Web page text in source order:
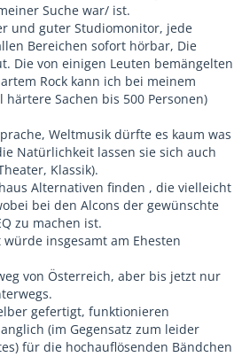
Suche war/ ist.
und guter Studiomonitor, jede
Bereichen sofort hörbar, Die
Die von einigen Leuten bemängelten
Rock kann ich bei meinem
härtere Sachen bis 500 Personen)
Weltmusik dürfte es kaum was
Natürlichkeit lassen sie sich auch
Klassik).
Alternativen finden , die vielleicht
bei den Alcons der gewünschte
zu machen ist.
insgesamt am Ehesten
von Österreich, aber bis jetzt nur
gefertigt, funktionieren
(im Gegensatz zum leider
für die hochauflösenden Bändchen